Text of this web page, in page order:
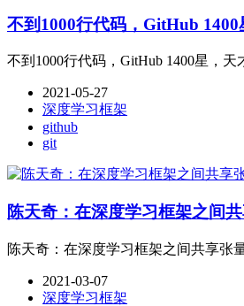
不到1000行代码，GitHub
不到1000行代码，GitHub 1400星，
2021-05-27
深度学习框架
github
git
陈天奇：在深度学习框架之间
陈天奇：在深度学习框架之间共享
2021-03-07
深度学习框架